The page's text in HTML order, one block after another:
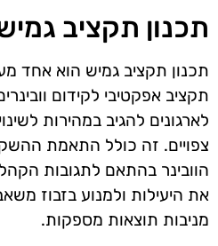
תכנון תקציב
תכנון תקציב גמיש הוא אחד
תקציב אפקטיבי לקידום
לארגונים להגיב במהירות
צפויים. זה כולל התאמת
הוובינר בהתאם לתגובות
את היעילות ולמנוע בזבוז
מניבות תוצאות מספקות.